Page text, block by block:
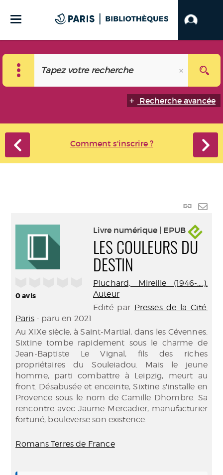
Recherche avancée
Comment s'inscrire ?
Lien
0avis
Livre numérique | EPUB
LES COULEURS DU
DESTIN
Pluchard, Mireille (1946-....).
Auteur
Edité par Presses de la Cité.
Paris- paru en 2021
Au XIXe siècle, à Saint-Martial, dans les Cévennes.
Sixtine tombe rapidement sous le charme de
Jean-Baptiste Le Vignal, fils des riches
propriétaires du Souleiadou. Mais le jeune
homme, parti combattre à Leipzig, meurt au
front. Désabusée et enceinte, Sixtine s'installe en
Provence sous le nom de Camille Dhombre. Sa
rencontre avec Jaume Mercadier, manufacturier
fortuné, bouleverse son existence.
Romans Terres de France